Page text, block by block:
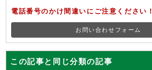
電話番号のかけ間違いにご注意ください！
お問い合わせフォーム
この記事と同じ分類の記事